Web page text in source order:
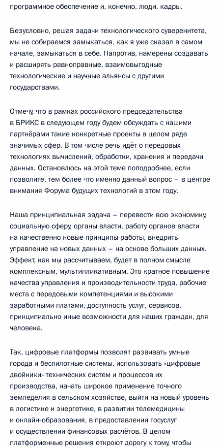
программное обеспечение и, конечно, люди, кадры.
Безусловно, решая задачи технологического суверенитета,
мы не собираемся замыкаться, как я уже сказал в самом
начале, замыкаться в себе. Напротив, намерены создавать
и расширять равноправные, взаимовыгодные
технологические и научные альянсы с другими
государствами.
Отмечу, что в рамках российского председательства
в БРИКС в следующем году будем обсуждать с нашими
партнёрами такие конкретные проекты в целом ряде
значимых сфер. В том числе речь идёт о передовых
технологиях вычислений, обработки, хранения и передачи
данных. Остановлюсь на этой теме поподробнее, если
позволите, тем более что именно данный вопрос – в центре
внимания Форума будущих технологий в этом году.
Наша принципиальная задача – перевести всю экономику,
социальную сферу, органы власти, работу органов власти
на качественно новые принципы работы, внедрить
управление на новых данных – на основе больших данных.
Эффект, как мы рассчитываем, будет в полном смысле
комплексным, мультипликативным. Это кратное повышение
качества управления и производительности труда, рабочие
места с передовыми компетенциями и высокими
заработными платами, доступность услуг, сервисов,
принципиально иные возможности для наших граждан, для
человека.
Так, цифровые платформы позволят развивать умные
города и беспилотные системы, использовать «цифровые
двойники» технических систем и процессов их
производства, начать широкое применение точного
земледелия в сельском хозяйстве, выйти на новый уровень
в логистике и энергетике, в развитии телемедицины
и онлайн-образования, в предоставлении госуслуг
и осуществлении финансовых расчётов. В целом
платформенные решения откроют дорогу к тому, чтобы